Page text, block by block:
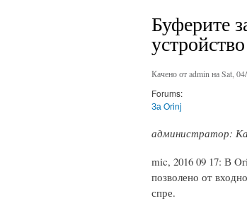
Буферите
устройство
Качено отadmin на Sat,
Forums:
За Orinj
администратор:
mic, 2016 09 17: В
позволено от
спре.